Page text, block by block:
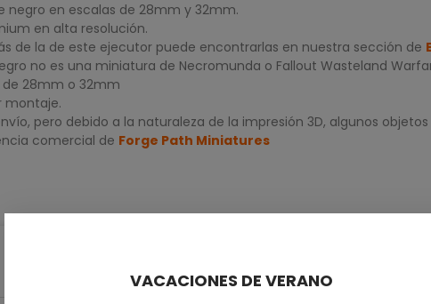
negro en escalas de 28mm y 32mm.
en alta resolución.
de la de este ejecutor puede encontrarlas en nuestra sección de
no es una miniatura de Necromunda o Fallout Wasteland
28mm o 32mm
montaje.
pero debido a la naturaleza de la impresión 3D, algunos
comercial de Forge Path Miniatures
VACACIONES DE VERANO